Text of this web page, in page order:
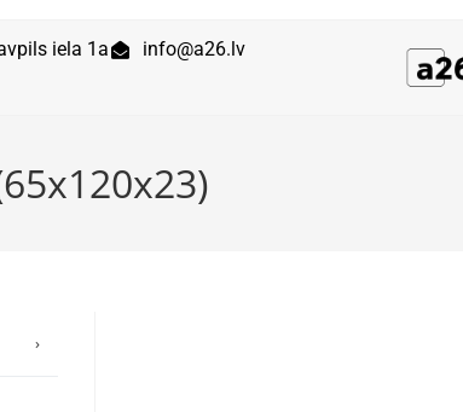
iela 1a info@a26.lv
›